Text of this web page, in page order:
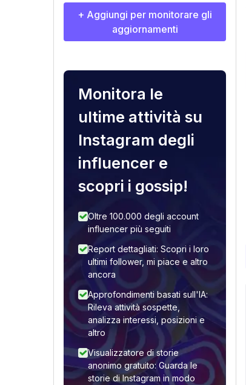
+ Aggiungi per monitorare gli
aggiornamenti
Monitora le
ultime attività su
Instagram degli
influencer e
scopri i gossip!
Oltre 100.000 degli account
influencer più seguiti
Report dettagliati: Scopri i loro
ultimi follower, mi piace e altro
ancora
Approfondimenti basati sull'IA:
Rileva attività sospette,
analizza interessi, posizioni e
altro
Visualizzatore di storie
anonimo gratuito: Guarda le
storie di Instagram in modo